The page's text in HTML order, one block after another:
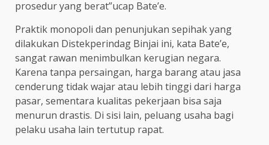
prosedur yang berat”ucap Bate’e.
Praktik monopoli dan penunjukan sepihak yang
dilakukan Distekperindag Binjai ini, kata Bate’e,
sangat rawan menimbulkan kerugian negara.
Karena tanpa persaingan, harga barang atau jasa
cenderung tidak wajar atau lebih tinggi dari harga
pasar, sementara kualitas pekerjaan bisa saja
menurun drastis. Di sisi lain, peluang usaha bagi
pelaku usaha lain tertutup rapat.